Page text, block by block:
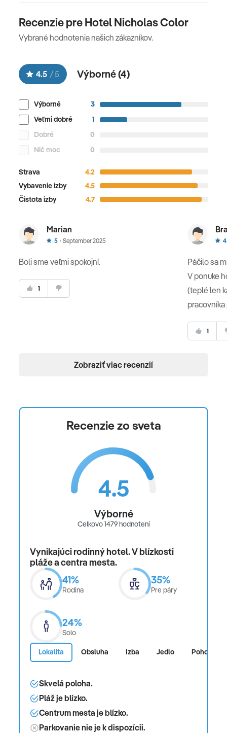
Recenzie pre Hotel Nicholas Color
Vybrané hodnotenia našich zákazníkov.
4.5 /5 Výborné (4)
Výborné
3
Veľmi dobré
1
Dobré
0
Nič moc
0
Strava
4.2
Vybavenie izby
4.5
Čistota izby
4.7
Marian
5 September 2025
Boli sme veľmi spokojní.
1
4
Páčilo sa
V ponuke
(teplé len
pracovníka
1
Zobraziť viac recenzií
Recenzie zo sveta
4.5
Výborné
Celkovo 1479 hodnotení
Vynikajúci rodinný hotel. V blízkosti
pláže a centra mesta.
41%
Rodina
35%
Pre páry
24%
Solo
Lokalita Obsluha Izba Jedlo Pohodlie
Skvelá poloha.
Pláž je blízko.
Centrum mesta je blízko.
Parkovanie nie je k dispozícii.